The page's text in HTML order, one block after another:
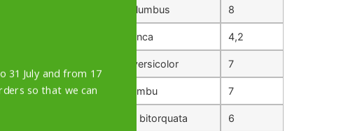
columba palumbus 8
scardafella inca 4,2
geotrygon versicolor 7
ptilinopus jambu 7
streptopelia bitorquata 6
31 July and from 17
so that we can